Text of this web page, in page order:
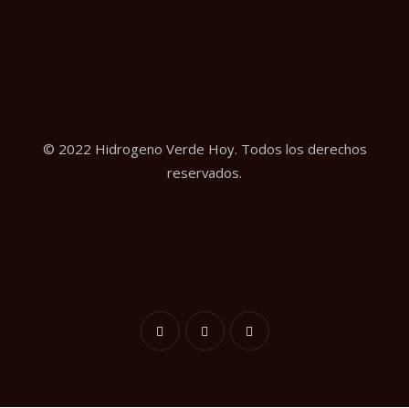
© 2022 Hidrogeno Verde Hoy. Todos los derechos
reservados.